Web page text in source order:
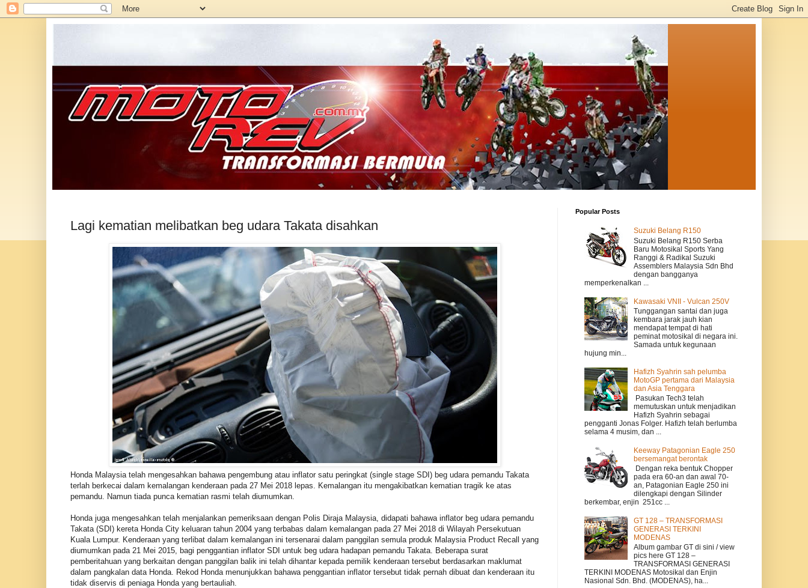
Lagi kematian melibatkan beg udara Takata disahkan
Honda Malaysia telah mengesahkan bahawa pengembung atau inflator satu peringkat (single stage SDI) beg udara pemandu Takata
terlah berkecai dalam kemalangan kenderaan pada 27 Mei 2018 lepas. Kemalangan itu mengakibatkan kematian tragik ke atas
pemandu. Namun tiada punca kematian rasmi telah diumumkan.
Honda juga mengesahkan telah menjalankan pemeriksaan dengan Polis Diraja Malaysia, didapati bahawa inflator beg udara pemandu
Takata (SDI) kereta Honda City keluaran tahun 2004 yang terbabas dalam kemalangan pada 27 Mei 2018 di Wilayah Persekutuan
Kuala Lumpur. Kenderaan yang terlibat dalam kemalangan ini tersenarai dalam panggilan semula produk Malaysia Product Recall yang
diumumkan pada 21 Mei 2015, bagi penggantian inflator SDI untuk beg udara hadapan pemandu Takata. Beberapa surat
pemberitahuan yang berkaitan dengan panggilan balik ini telah dihantar kepada pemilik kenderaan tersebut berdasarkan maklumat
dalam pangkalan data Honda. Rekod Honda menunjukkan bahawa penggantian inflator tersebut tidak pernah dibuat dan kenderaan itu
tidak diservis di peniaga Honda yang bertauliah.
Popular Posts
Suzuki Belang R150
Suzuki Belang R150 Serba
Baru Motosikal Sports Yang
Ranggi & Radikal Suzuki
Assemblers Malaysia Sdn Bhd
dengan bangganya
memperkenalkan ...
Kawasaki VNII - Vulcan 250V
Tunggangan santai dan juga
kembara jarak jauh kian
mendapat tempat di hati
peminat motosikal di negara ini.
Samada untuk kegunaan
hujung min...
Hafizh Syahrin sah pelumba
MotoGP pertama dari Malaysia
dan Asia Tenggara
Pasukan Tech3 telah
memutuskan untuk menjadikan
Hafizh Syahrin sebagai
pengganti Jonas Folger. Hafizh telah berlumba
selama 4 musim, dan ...
Keeway Patagonian Eagle 250
bersemangat berontak
Dengan reka bentuk Chopper
pada era 60-an dan awal 70-
an, Patagonian Eagle 250 ini
dilengkapi dengan Silinder
berkembar, enjin 251cc ...
GT 128 – TRANSFORMASI
GENERASI TERKINI
MODENAS
Album gambar GT di sini / view
pics here GT 128 –
TRANSFORMASI GENERASI
TERKINI MODENAS Motosikal dan Enjin
Nasional Sdn. Bhd. (MODENAS), ha...